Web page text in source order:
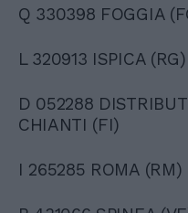
Q 330398 FOGGIA
L 320913 ISPICA (RG)
D 052288
CHIANTI (FI)
I 265285 ROMA (RM)